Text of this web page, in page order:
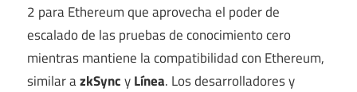
2 para Ethereum que aprovecha el poder de
escalado de las pruebas de conocimiento cero
mientras mantiene la compatibilidad con Ethereum,
similar azkSyncyLínea. Los desarrolladores y